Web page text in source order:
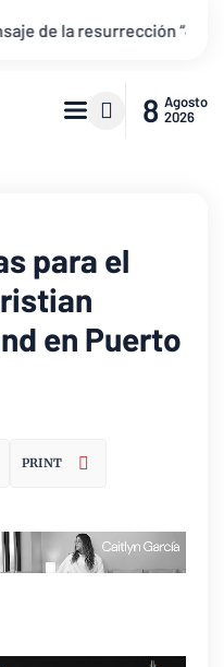
“Juan 20 + Por
8 Agosto
2026
para el
en Puerto
PRINT